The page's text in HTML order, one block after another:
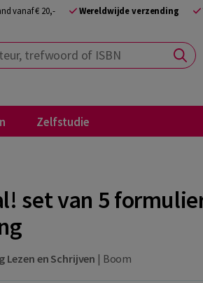
vanaf € 20,- Wereldwijde verzending
trefwoord of ISBN
Zelfstudie
set van 5
Lezen en Schrijven | Boom